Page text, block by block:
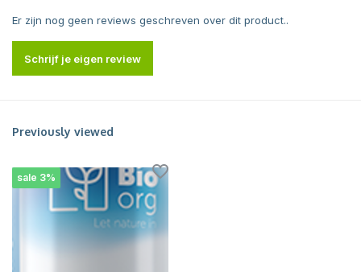
Er zijn nog geen reviews geschreven over dit product..
Schrijf je eigen review
Previously viewed
sale 3%